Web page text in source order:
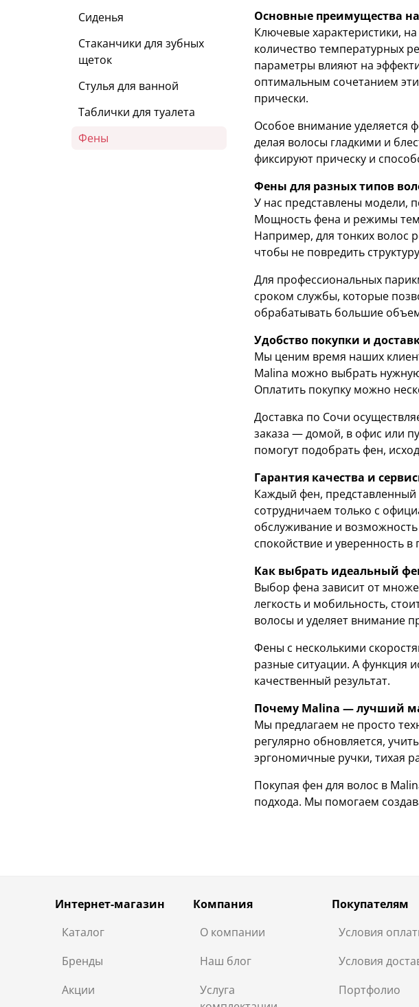
Сиденья
Стаканчики для зубных
щеток
Стулья для ванной
Таблички для туалета
Фены
Основные преимущества
Ключевые характеристики,
количество температурных
параметры влияют на
оптимальным сочетанием
прически.
Особое внимание уделяется
делая волосы гладкими и
фиксируют прическу и
Фены для разных типов
У нас представлены модели,
Мощность фена и режимы
Например, для тонких волос
чтобы не повредить
Для профессиональных
сроком службы, которые
обрабатывать большие
Удобство покупки и
Мы ценим время наших
Malina можно выбрать
Оплатить покупку можно
Доставка по Сочи
заказа — домой, в офис или
помогут подобрать фен,
Гарантия качества и
Каждый фен, представленный
сотрудничаем только с
обслуживание и
спокойствие и уверенность
Как выбрать идеальный
Выбор фена зависит от
легкость и мобильность,
волосы и уделяет внимание
Фены с несколькими
разные ситуации. А функция
качественный результат.
Почему Malina — лучший
Мы предлагаем не просто
регулярно обновляется,
эргономичные ручки, тихая
Покупая фен для волос в
подхода. Мы помогаем
Интернет-магазин
Каталог
Бренды
Акции
Компания
О компании
Наш блог
Услуга
Покупателям
Условия
Условия
Портфолио